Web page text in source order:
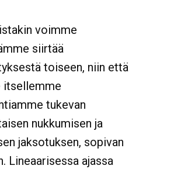
voimme
siirtää
toiseen, niin että
itsellemme
tukevan
nukkumisen ja
jaksotuksen, sopivan
Lineaarisessa ajassa